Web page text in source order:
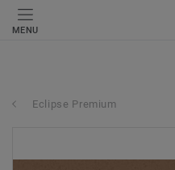
MENU
Eclipse Premium